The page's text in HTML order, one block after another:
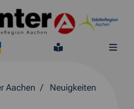
Leichte
Aachen Neuigkeiten